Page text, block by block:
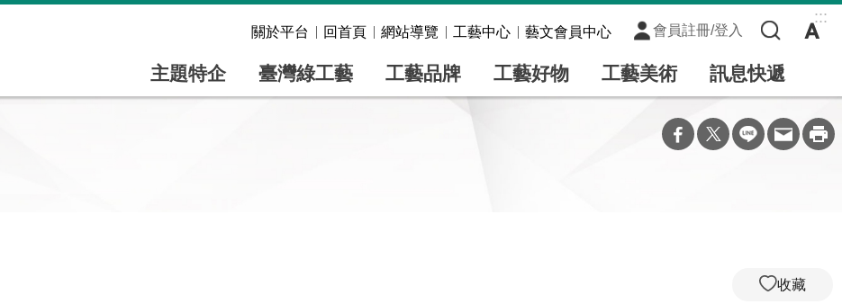
:::
關於平台 回首頁 網站導覽 工藝中心 藝文會員中心 會員註冊/登入
主題特企 臺灣綠工藝 工藝品牌 工藝好物 工藝美術 訊息快遞
收藏